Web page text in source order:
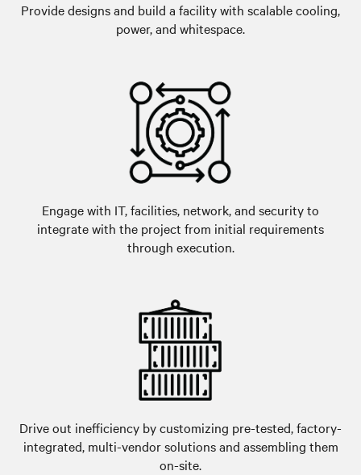
Provide designs and build a facility with scalable cooling,
power, and whitespace.
Engage with IT, facilities, network, and security to
integrate with the project from initial requirements
through execution.
Drive out inefficiency by customizing pre-tested, factory-
integrated, multi-vendor solutions and assembling them
on-site.